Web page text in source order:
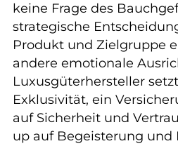
keine Frage des
strategische
Produkt und Zielgruppe
andere emotionale
Luxusgüterhersteller
Exklusivität, ein
auf Sicherheit und
up auf Begeisterung und